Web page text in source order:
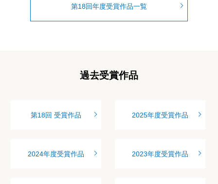
第18回年度受賞作品一覧
過去受賞作品
第18回 受賞作品 2025年度受賞作品
2024年度受賞作品 2023年度受賞作品